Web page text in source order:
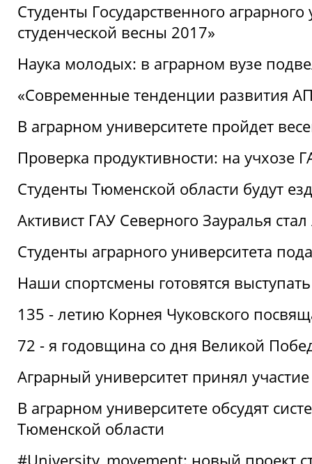
Студенты Государственного
студенческой весны 2017»
Наука молодых: в аграрном вузе
«Современные тенденции развития
В аграрном университете пройдет
Проверка продуктивности: на учхозе
Студенты Тюменской области будут
Активист ГАУ Северного Зауралья
Студенты аграрного университета
Наши спортсмены готовятся
135 - летию Корнея Чуковского
72 - я годовщина со дня Великой
Аграрный университет принял
В аграрном университете обсудят
Тюменской области
#University_movement: новый проект